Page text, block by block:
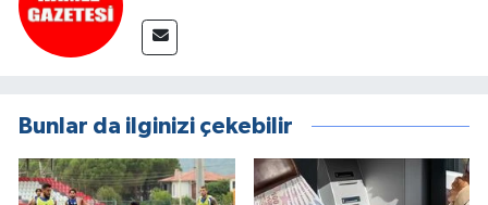
Bunlar da ilginizi çekebilir